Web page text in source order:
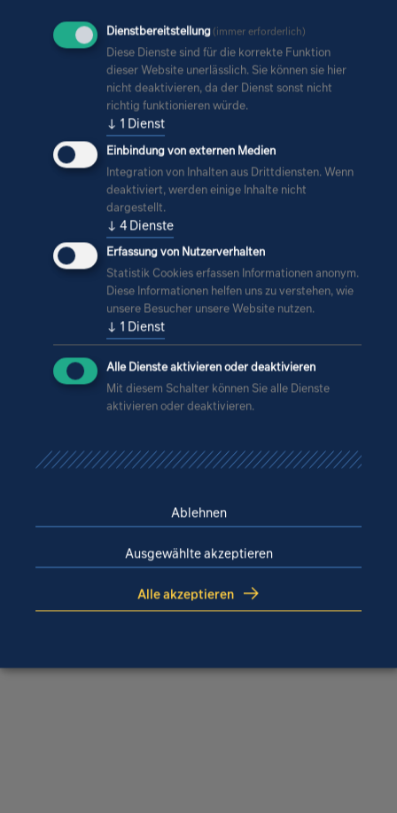
Präsident der Architektenkammer Sachsen: Andreas
Wohlfarth. Foto: Uwe Schossig
Arbeitswelt bei der IPRO
Ihr Ansprechpartner
Dienstbereitstellung(immer erforderlich)
Diese Dienste sind für die korrekte Funktion
dieser Website unerlässlich. Sie können sie hier
nicht deaktivieren, da der Dienst sonst nicht
richtig funktionieren würde.
↓ 1 Dienst
Einbindung von externen Medien
Integration von Inhalten aus Drittdiensten. Wenn
deaktiviert, werden einige Inhalte nicht
dargestellt.
↓ 4 Dienste
Erfassung von Nutzerverhalten
Statistik Cookies erfassen Informationen anonym.
Diese Informationen helfen uns zu verstehen, wie
unsere Besucher unsere Website nutzen.
↓ 1 Dienst
Alle Dienste aktivieren oder deaktivieren
Mit diesem Schalter können Sie alle Dienste
aktivieren oder deaktivieren.
Ablehnen
Ausgewählte akzeptieren
Alle akzeptieren